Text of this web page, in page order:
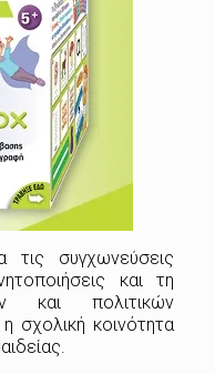
τις συγχωνεύσεις
και τη
και πολιτικών
σχολική κοινότητα